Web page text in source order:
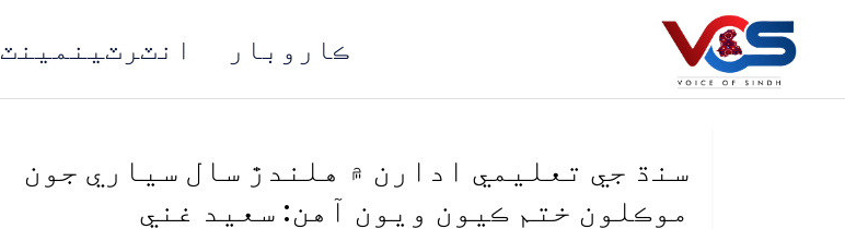
انٽرٽينمينٽ ڪاروبار
سنڌ جي تعليمي ادارن ۾ هلندڙ سال سياري جون
موڪلون ختم ڪيون ويون آهن: سعيد غني